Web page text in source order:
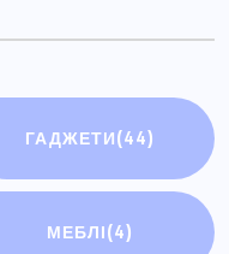
ГАДЖЕТИ(44)
МЕБЛІ(4)